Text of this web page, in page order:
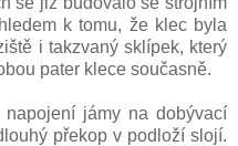
k tomu, že klec byla
i takzvaný sklípek, který
pater klece současně.
jámy na dobývací
překop v podloží slojí.